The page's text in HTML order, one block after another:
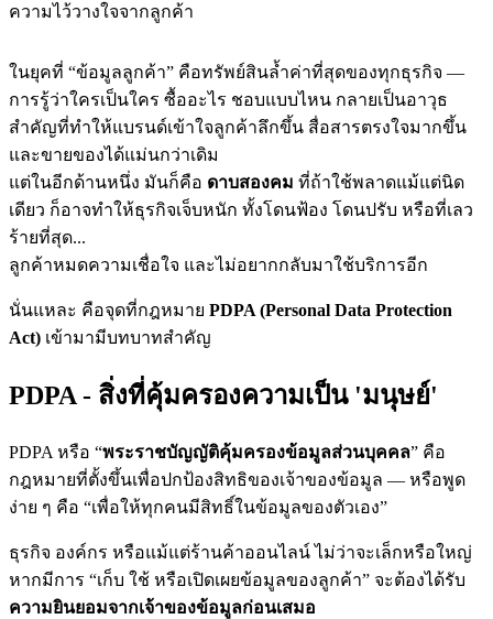
ความไว้วางใจจากลูกค้า
ในยุคที่ “ข้อมูลลูกค้า” คือทรัพย์สินล้ำค่าที่สุดของทุกธุรกิจ —
การรู้ว่าใครเป็นใคร ซื้ออะไร ชอบแบบไหน กลายเป็นอาวุธ
สำคัญที่ทำให้แบรนด์เข้าใจลูกค้าลึกขึ้น สื่อสารตรงใจมากขึ้น
และขายของได้แม่นกว่าเดิม
แต่ในอีกด้านหนึ่ง มันก็คือ ดาบสองคม ที่ถ้าใช้พลาดแม้แต่นิด
เดียว ก็อาจทำให้ธุรกิจเจ็บหนัก ทั้งโดนฟ้อง โดนปรับ หรือที่เลว
ร้ายที่สุด...
ลูกค้าหมดความเชื่อใจ และไม่อยากกลับมาใช้บริการอีก
นั่นแหละ คือจุดที่กฎหมาย PDPA (Personal Data Protection
Act) เข้ามามีบทบาทสำคัญ
PDPA - สิ่งที่คุ้มครองความเป็น 'มนุษย์'
PDPA หรือ “พระราชบัญญัติคุ้มครองข้อมูลส่วนบุคคล” คือ
กฎหมายที่ตั้งขึ้นเพื่อปกป้องสิทธิของเจ้าของข้อมูล — หรือพูด
ง่าย ๆ คือ “เพื่อให้ทุกคนมีสิทธิ์ในข้อมูลของตัวเอง”
ธุรกิจ องค์กร หรือแม้แต่ร้านค้าออนไลน์ ไม่ว่าจะเล็กหรือใหญ่
หากมีการ “เก็บ ใช้ หรือเปิดเผยข้อมูลของลูกค้า” จะต้องได้รับ
ความยินยอมจากเจ้าของข้อมูลก่อนเสมอ